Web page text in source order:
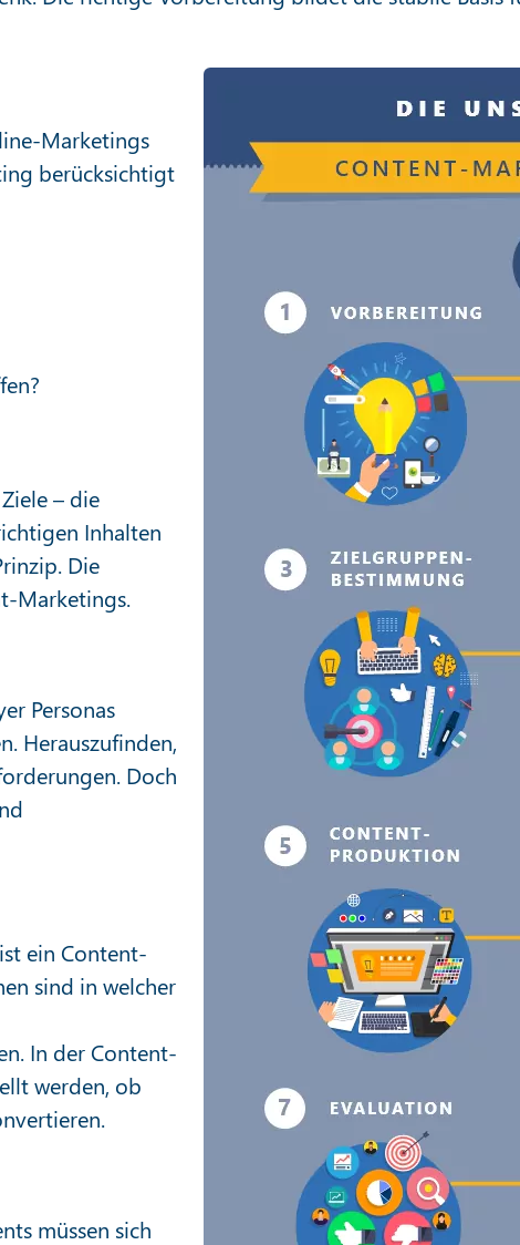
Marketings
berücksichtigt
– die
Inhalten
Die
Marketings.
Personas
Herauszufinden,
Doch
ein Content-
sind in welcher
In der Content-
werden, ob
müssen sich